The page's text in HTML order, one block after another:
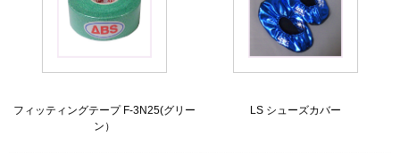
フィッティングテープ F-3N25(グリー
ン）
LS シューズカバー